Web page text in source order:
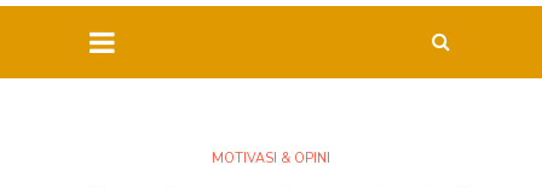
MOTIVASI & OPINI